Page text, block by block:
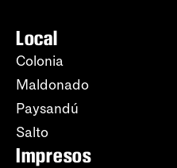
Local
Colonia
Maldonado
Paysandú
Salto
Impresos